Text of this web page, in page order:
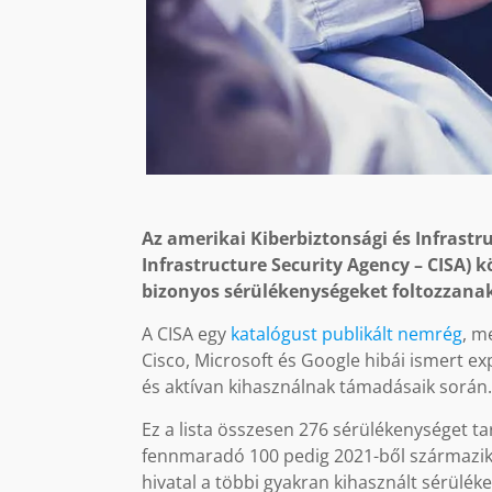
Az amerikai Kiberbiztonsági és
Infrastructure Security Agency – CISA)
bizonyos sérülékenységeket
A CISA egy katalógust publikált nemrég,
Cisco, Microsoft és Google hibái ismert
és aktívan kihasználnak támadásaik során.
Ez a lista összesen 276 sérülékenységet
fennmaradó 100 pedig 2021-ből
hivatal a többi gyakran kihasznált